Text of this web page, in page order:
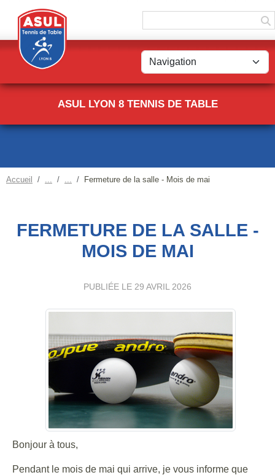
ASUL LYON 8 TENNIS DE TABLE
Accueil Fermeture de la salle - Mois de mai
FERMETURE DE LA SALLE -
MOIS DE MAI
PUBLIÉE LE 29 AVRIL 2026
Bonjour à tous,
Pendant le mois de mai qui arrive, je vous informe que
Panneau de gestion des cookies